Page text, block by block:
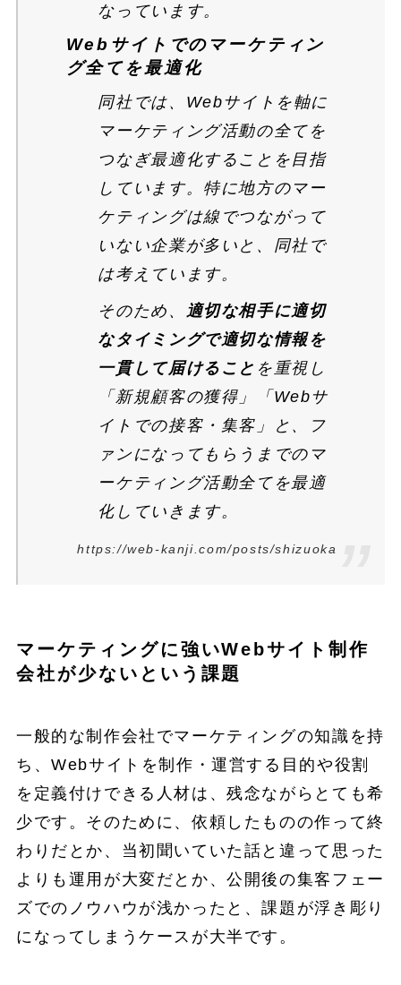
なっています。
Webサイトでのマーケティン
グ全てを最適化
同社では、Webサイトを軸に
マーケティング活動の全てを
つなぎ最適化することを目指
しています。特に地方のマー
ケティングは線でつながって
いない企業が多いと、同社で
は考えています。
そのため、
適切な相手に適切
なタイミングで適切な情報を
一貫して届けること を重視し
「新規顧客の獲得」「Webサ
イトでの接客・集客」と、フ
ァンになってもらうまでのマ
ーケティング活動全てを最適
化していきます。
https://web-kanji.com/posts/shizuoka
マーケティングに強いWebサイト制作
会社が少ないという課題
一般的な制作会社でマーケティングの知識を持
ち、Webサイトを制作・運営する目的や役割
を定義付けできる人材は、残念ながらとても希
少です。そのために、依頼したものの作って終
わりだとか、当初聞いていた話と違って思った
よりも運用が大変だとか、公開後の集客フェー
ズでのノウハウが浅かったと、課題が浮き彫り
になってしまうケースが大半です。